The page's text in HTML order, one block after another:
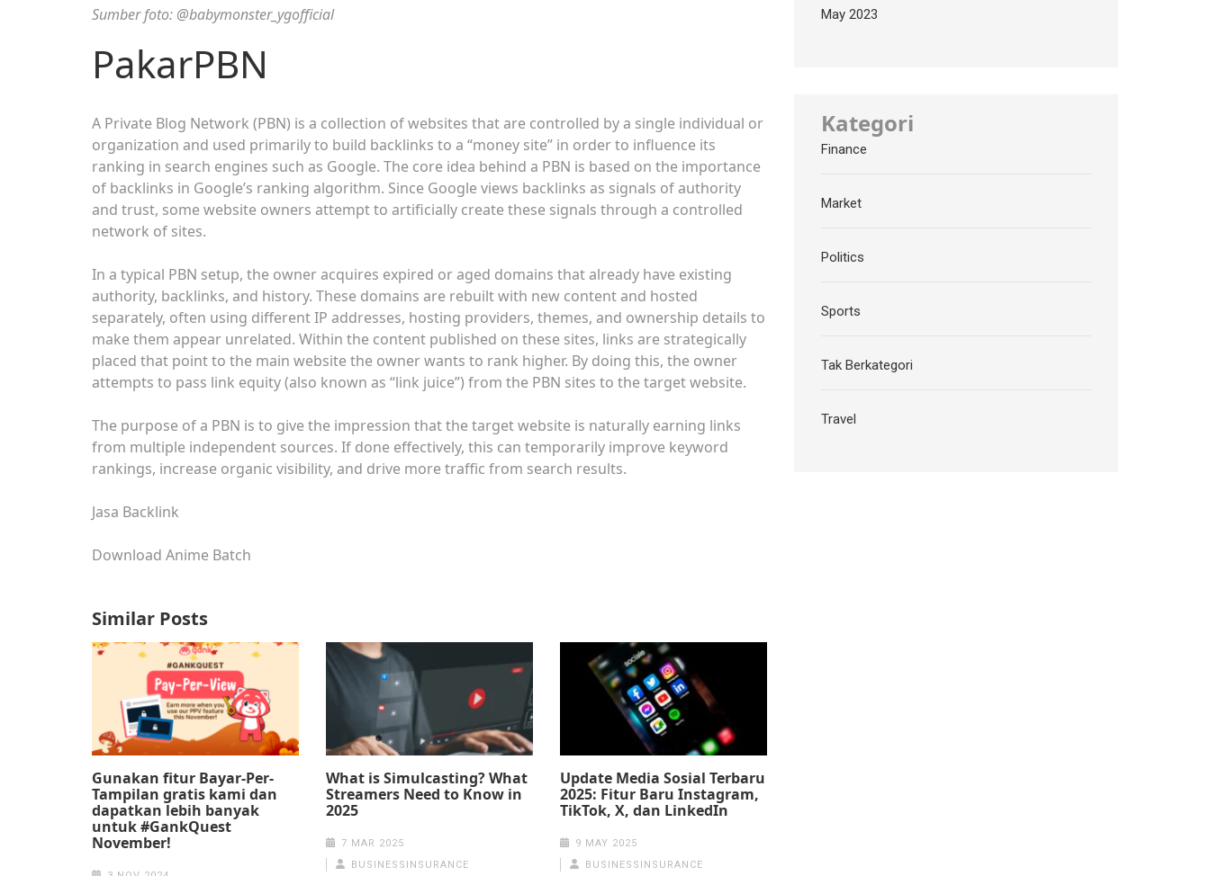
Sumber foto: @babymonster_ygofficial
PakarPBN
A Private Blog Network (PBN) is a collection of websites that are controlled by a single individual or
organization and used primarily to build backlinks to a “money site” in order to influence its
ranking in search engines such as Google. The core idea behind a PBN is based on the importance
of backlinks in Google’s ranking algorithm. Since Google views backlinks as signals of authority
and trust, some website owners attempt to artificially create these signals through a controlled
network of sites.
In a typical PBN setup, the owner acquires expired or aged domains that already have existing
authority, backlinks, and history. These domains are rebuilt with new content and hosted
separately, often using different IP addresses, hosting providers, themes, and ownership details to
make them appear unrelated. Within the content published on these sites, links are strategically
placed that point to the main website the owner wants to rank higher. By doing this, the owner
attempts to pass link equity (also known as “link juice”) from the PBN sites to the target website.
The purpose of a PBN is to give the impression that the target website is naturally earning links
from multiple independent sources. If done effectively, this can temporarily improve keyword
rankings, increase organic visibility, and drive more traffic from search results.
Jasa Backlink
Download Anime Batch
Similar Posts
Gunakan fitur Bayar-Per-
Tampilan gratis kami dan
dapatkan lebih banyak
untuk #GankQuest
November!
What is Simulcasting? What
Streamers Need to Know in
2025
7 MAR 2025
BUSINESSINSURANCE
Update Media Sosial Terbaru
2025: Fitur Baru Instagram,
TikTok, X, dan LinkedIn
9 MAY 2025
BUSINESSINSURANCE
May 2023
Kategori
Finance
Market
Politics
Sports
Tak Berkategori
Travel